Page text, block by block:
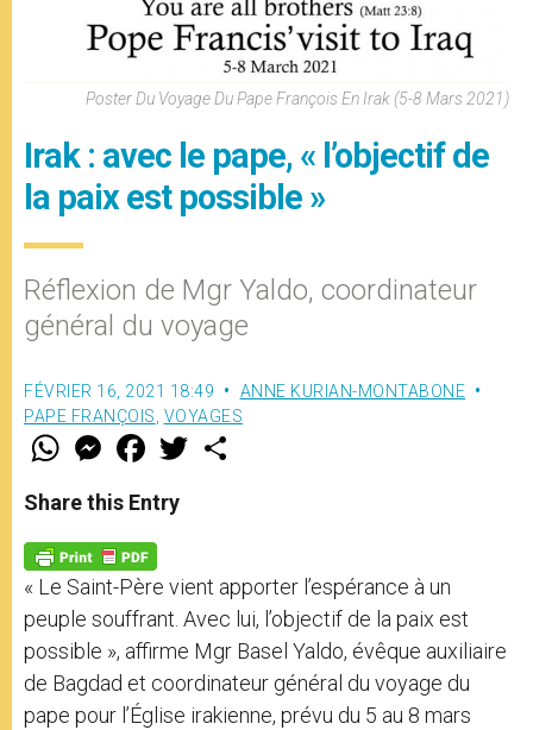
Poster Du Voyage Du Pape François En Irak (5-8 Mars 2021)
Irak : avec le pape, « l’objectif de
la paix est possible »
Réflexion de Mgr Yaldo, coordinateur
général du voyage
FÉVRIER 16, 2021 18:49
ANNE KURIAN-MONTABONE
PAPE FRANÇOIS VOYAGES
W
t
s
p
p
M
e
s
e
g
e
r
F
a
e
b
o
k
w
Share this Entry
« Le Saint-Père vient apporter l’espérance à un
peuple souffrant. Avec lui, l’objectif de la paix est
possible », affirme Mgr Basel Yaldo, évêque auxiliaire
de Bagdad et coordinateur général du voyage du
pape pour l’Église irakienne, prévu du 5 au 8 mars